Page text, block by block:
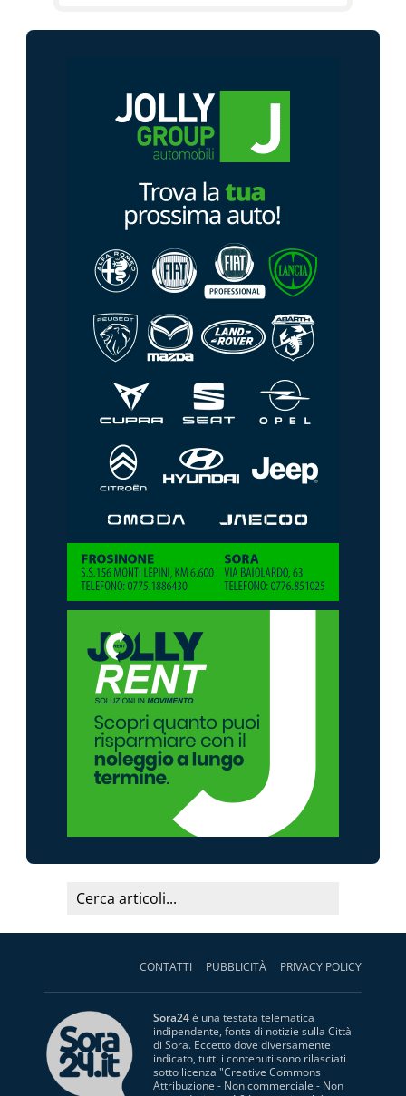
CONTATTI PUBBLICITÀ PRIVACY POLICY
Sora24è una testata telematica
indipendente, fonte di notizie sulla Città
di Sora. Eccetto dove diversamente
indicato, tutti i contenuti sono rilasciati
sotto licenza "Creative Commons
Attribuzione - Non commerciale - Non